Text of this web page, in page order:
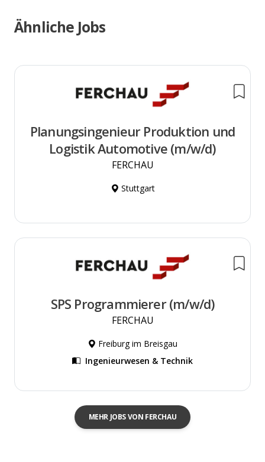
Ähnliche Jobs
Planungsingenieur Produktion und
Logistik Automotive (m/w/d)
FERCHAU
Stuttgart
SPS Programmierer (m/w/d)
FERCHAU
Freiburg im Breisgau
Ingenieurwesen & Technik
MEHR JOBS VON FERCHAU